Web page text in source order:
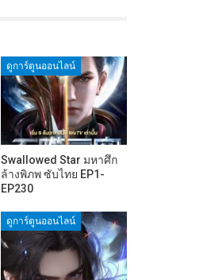
ดูการ์ตูนออนไลน์
Swallowed Star มหาศึก
ล้างพิภพ ซับไทย EP1-
EP230
ดูการ์ตูนออนไลน์